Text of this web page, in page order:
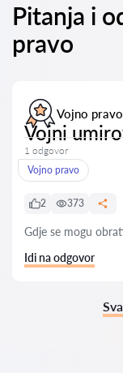
Pitanja i
pravo
Vojno pravo
Vojni
1 odgovor
Vojno pravo
2 373
Gdje se mogu
Idi na odgovor